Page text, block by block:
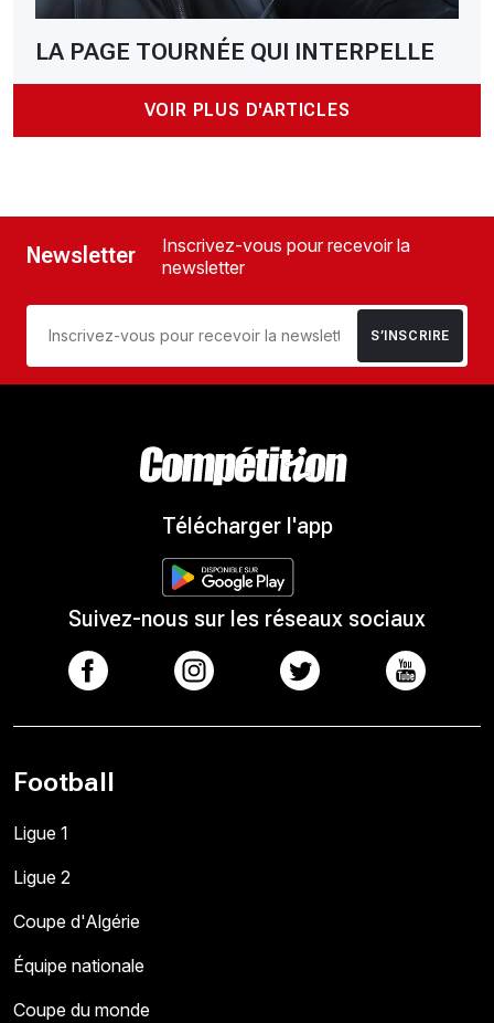
LA PAGE TOURNÉE QUI INTERPELLE
VOIR PLUS D'ARTICLES
Newsletter
Inscrivez-vous pour recevoir la
newsletter
S’INSCRIRE
Télécharger l'app
Suivez-nous sur les réseaux sociaux
Football
Ligue 1
Ligue 2
Coupe d'Algérie
Équipe nationale
Coupe du monde